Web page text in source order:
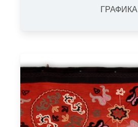
ГРАФИКА